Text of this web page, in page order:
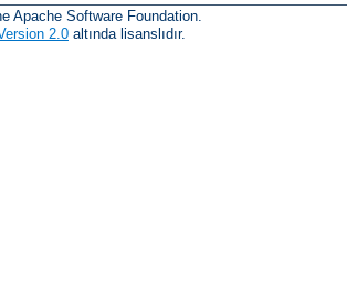
Apache Software Foundation.
2.0 altında lisanslıdır.